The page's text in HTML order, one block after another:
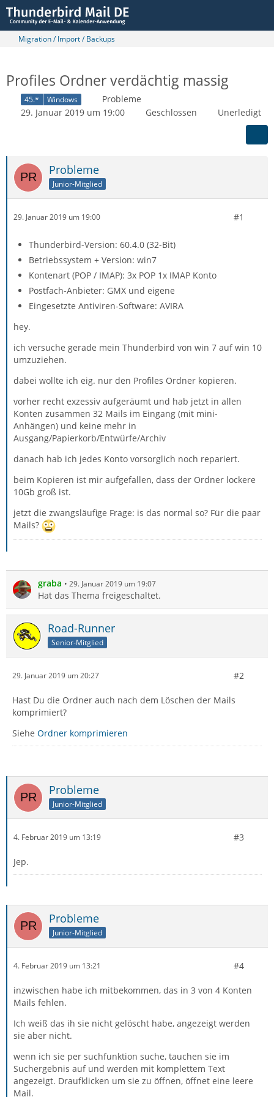
Migration / Import / Backups
Profiles Ordner verdächtig massig
45.* Windows
Probleme
29. Januar 2019 um 19:00
Geschlossen Unerledigt
Probleme
Junior-Mitglied
29. Januar 2019 um 19:00 #1
Thunderbird-Version: 60.4.0 (32-Bit)
Betriebssystem + Version: win7
Kontenart (POP / IMAP): 3x POP 1x IMAP Konto
Postfach-Anbieter: GMX und eigene
Eingesetzte Antiviren-Software: AVIRA
hey.
ich versuche gerade mein Thunderbird von win 7 auf win 10
umzuziehen.
dabei wollte ich eig. nur den Profiles Ordner kopieren.
vorher recht exzessiv aufgeräumt und hab jetzt in allen
Konten zusammen 32 Mails im Eingang (mit mini-
Anhängen) und keine mehr in
Ausgang/Papierkorb/Entwürfe/Archiv
danach hab ich jedes Konto vorsorglich noch repariert.
beim Kopieren ist mir aufgefallen, dass der Ordner lockere
10Gb groß ist.
jetzt die zwangsläufige Frage: is das normal so? Für die paar
Mails?
graba 29. Januar 2019 um 19:07
Hat das Thema freigeschaltet.
Road-Runner
Senior-Mitglied
29. Januar 2019 um 20:27 #2
Hast Du die Ordner auch nach dem Löschen der Mails
komprimiert?
Siehe Ordner komprimieren
Probleme
Junior-Mitglied
4. Februar 2019 um 13:19 #3
Jep.
Probleme
Junior-Mitglied
4. Februar 2019 um 13:21 #4
inzwischen habe ich mitbekommen, das in 3 von 4 Konten
Mails fehlen.
Ich weiß das ih sie nicht gelöscht habe, angezeigt werden
sie aber nicht.
wenn ich sie per suchfunktion suche, tauchen sie im
Suchergebnis auf und werden mit komplettem Text
angezeigt. Draufklicken um sie zu öffnen, öffnet eine leere
Mail.